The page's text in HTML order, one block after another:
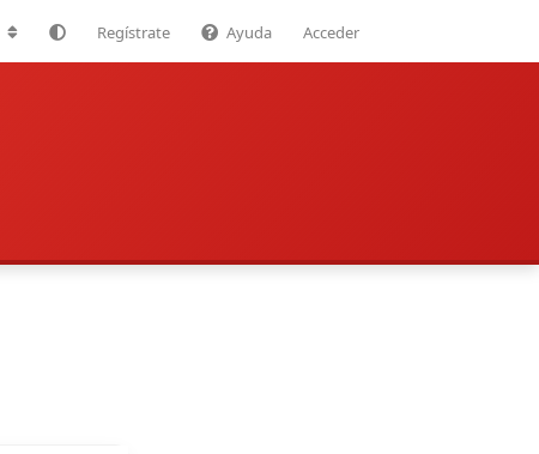
Regístrate Ayuda Acceder